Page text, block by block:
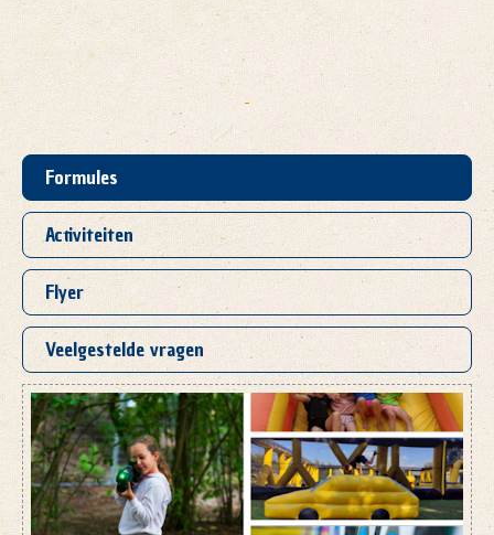
Formules
Activiteiten
Flyer
Veelgestelde vragen